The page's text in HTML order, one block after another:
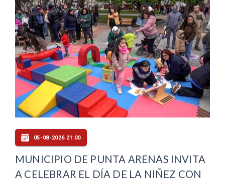
05-08-2026 21:00
MUNICIPIO DE PUNTA ARENAS INVITA
A CELEBRAR EL DÍA DE LA NIÑEZ CON